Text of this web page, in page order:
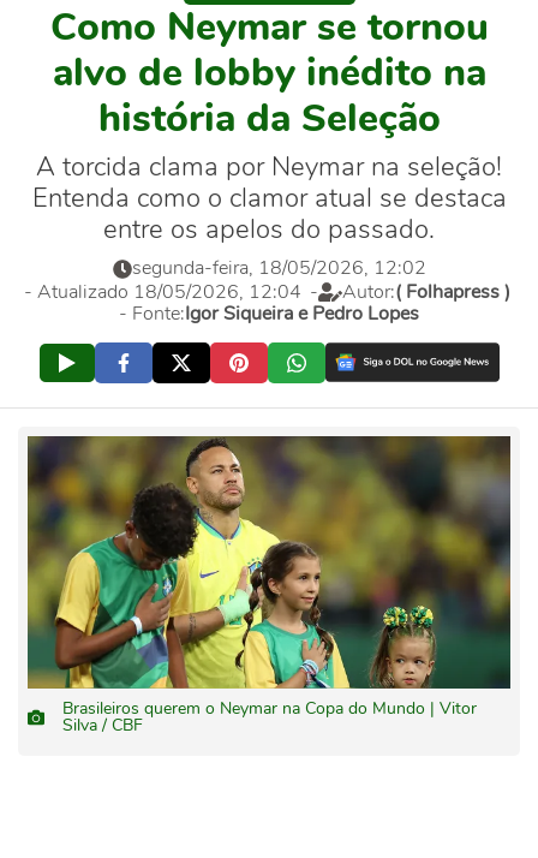
Como Neymar se tornou
alvo de lobby inédito na
história da Seleção
A torcida clama por Neymar na seleção!
Entenda como o clamor atual se destaca
entre os apelos do passado.
segunda-feira, 18/05/2026, 12:02
- Atualizado 18/05/2026, 12:04 - Autor:( Folhapress )
- Fonte:Igor Siqueira e Pedro Lopes
Brasileiros querem o Neymar na Copa do Mundo | Vitor
Silva / CBF